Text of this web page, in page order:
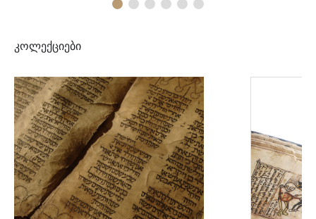
კოლექციები